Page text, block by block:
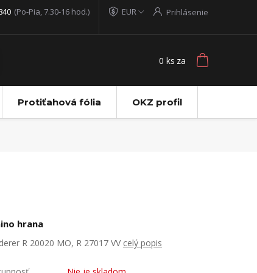
EUR Prihlásenie
(Po-Pia, 7.30-16 hod.)
0 ks za
Protiťahová fólia OKZ profil
hrana
R 20020 MO, R 27017 VV celý popis